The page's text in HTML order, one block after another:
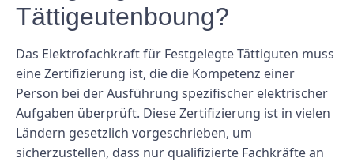
Tättigeutenboung?
Das Elektrofachkraft für Festgelegte Tättiguten muss
eine Zertifizierung ist, die die Kompetenz einer
Person bei der Ausführung spezifischer elektrischer
Aufgaben überprüft. Diese Zertifizierung ist in vielen
Ländern gesetzlich vorgeschrieben, um
sicherzustellen, dass nur qualifizierte Fachkräfte an